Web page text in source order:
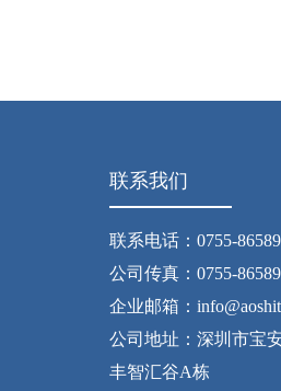
联系我们
联系电话：0755-
公司传真：0755-
企业邮箱：
公司地址：深圳市宝
丰智汇谷A栋